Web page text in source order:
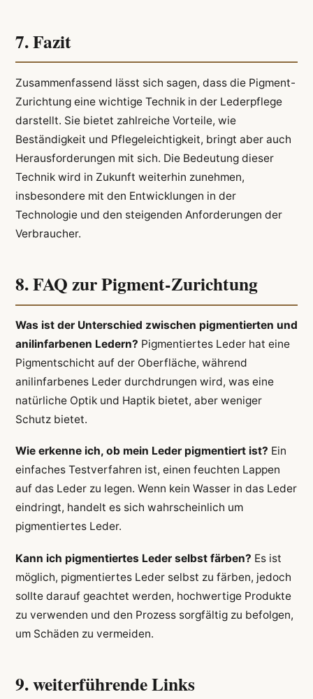
7. Fazit
Zusammenfassend lässt sich sagen, dass die Pigment-
Zurichtung eine wichtige Technik in der Lederpflege
darstellt. Sie bietet zahlreiche Vorteile, wie
Beständigkeit und Pflegeleichtigkeit, bringt aber auch
Herausforderungen mit sich. Die Bedeutung dieser
Technik wird in Zukunft weiterhin zunehmen,
insbesondere mit den Entwicklungen in der
Technologie und den steigenden Anforderungen der
Verbraucher.
8. FAQ zur Pigment-Zurichtung
Was ist der Unterschied zwischen pigmentierten und
anilinfarbenen Ledern? Pigmentiertes Leder hat eine
Pigmentschicht auf der Oberfläche, während
anilinfarbenes Leder durchdrungen wird, was eine
natürliche Optik und Haptik bietet, aber weniger
Schutz bietet.
Wie erkenne ich, ob mein Leder pigmentiert ist? Ein
einfaches Testverfahren ist, einen feuchten Lappen
auf das Leder zu legen. Wenn kein Wasser in das Leder
eindringt, handelt es sich wahrscheinlich um
pigmentiertes Leder.
Kann ich pigmentiertes Leder selbst färben? Es ist
möglich, pigmentiertes Leder selbst zu färben, jedoch
sollte darauf geachtet werden, hochwertige Produkte
zu verwenden und den Prozess sorgfältig zu befolgen,
um Schäden zu vermeiden.
9. weiterführende Links